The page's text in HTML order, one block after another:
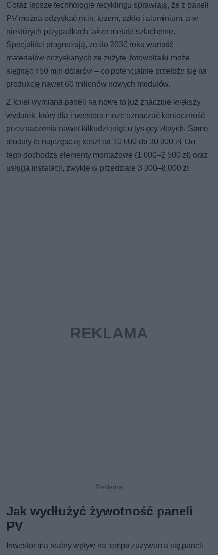
Coraz lepsze technologie recyklingu sprawiają, że z paneli
PV można odzyskać m.in. krzem, szkło i aluminium, a w
niektórych przypadkach także metale szlachetne.
Specjaliści prognozują, że do 2030 roku wartość
materiałów odzyskanych ze zużytej fotowoltaiki może
sięgnąć 450 mln dolarów – co potencjalnie przełoży się na
produkcję nawet 60 milionów nowych modułów.
Z kolei wymiana paneli na nowe to już znacznie większy
wydatek, który dla inwestora może oznaczać konieczność
przeznaczenia nawet kilkudziesięciu tysięcy złotych. Same
moduły to najczęściej koszt od 10 000 do 30 000 zł. Do
tego dochodzą elementy montażowe (1 000–2 500 zł) oraz
usługa instalacji, zwykle w przedziale 3 000–8 000 zł.
Jak wydłużyć żywotność paneli
PV
Inwestor ma realny wpływ na tempo zużywania się paneli